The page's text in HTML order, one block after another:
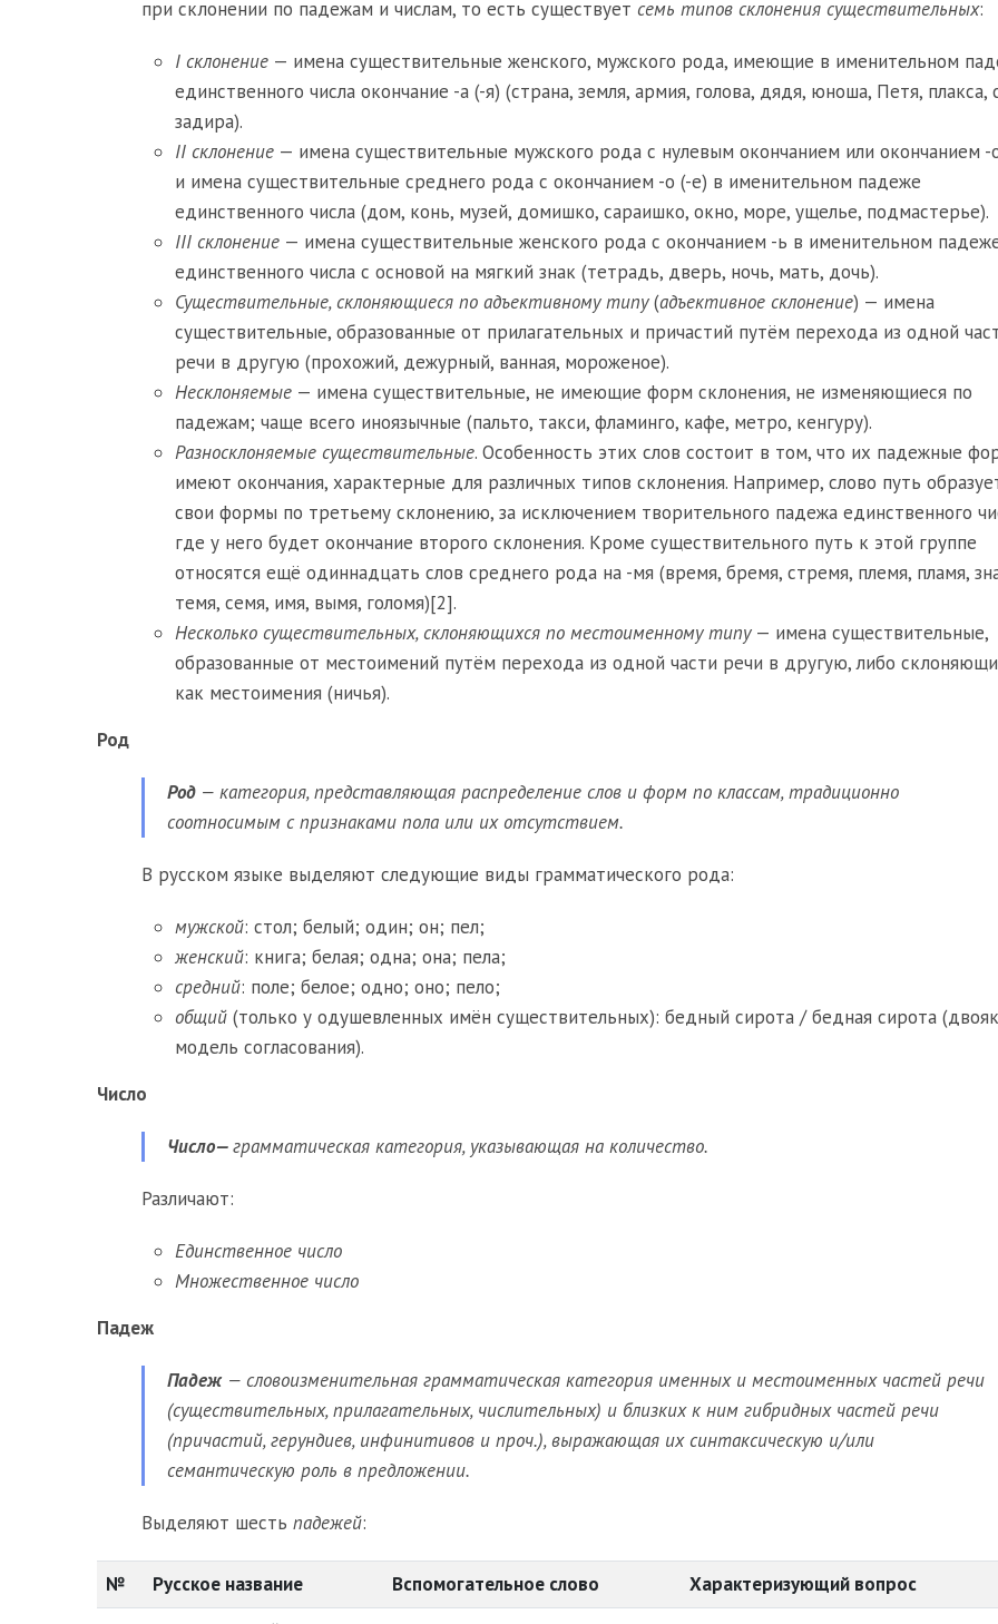
при склонении по падежам и числам, то есть существует семь типов склонения существительных:
I склонение — имена существительные женского, мужского рода, имеющие в именительном
единственного числа окончание -а (-я) (страна, земля, армия, голова, дядя, юноша, Петя, плакса,
задира).
II склонение — имена существительные мужского рода с нулевым окончанием или окончанием -
и имена существительные среднего рода с окончанием -о (-е) в именительном падеже
единственного числа (дом, конь, музей, домишко, сараишко, окно, море, ущелье, подмастерье).
III склонение — имена существительные женского рода с окончанием -ь в именительном
единственного числа с основой на мягкий знак (тетрадь, дверь, ночь, мать, дочь).
Существительные, склоняющиеся по адъективному типу(адъективное склонение) — имена
существительные, образованные от прилагательных и причастий путём перехода из одной
речи в другую (прохожий, дежурный, ванная, мороженое).
Несклоняемые — имена существительные, не имеющие форм склонения, не изменяющиеся по
падежам; чаще всего иноязычные (пальто, такси, фламинго, кафе, метро, кенгуру).
Разносклоняемые существительные. Особенность этих слов состоит в том, что их падежные
имеют окончания, характерные для различных типов склонения. Например, слово путь
свои формы по третьему склонению, за исключением творительного падежа единственного
где у него будет окончание второго склонения. Кроме существительного путь к этой группе
относятся ещё одиннадцать слов среднего рода на -мя (время, бремя, стремя, племя, пламя,
темя, семя, имя, вымя, голомя)[2].
Несколько существительных, склоняющихся по местоименному типу— имена существительные,
образованные от местоимений путём перехода из одной части речи в другую, либо
как местоимения (ничья).
Род
Род — категория, представляющая распределение слов и форм по классам, традиционно
соотносимым с признаками пола или их отсутствием.
В русском языке выделяют следующие виды грамматического рода:
мужской: стол; белый; один; он; пел;
женский: книга; белая; одна; она; пела;
средний: поле; белое; одно; оно; пело;
общий (только у одушевленных имён существительных): бедный сирота / бедная сирота
модель согласования).
Число
Число—грамматическая категория, указывающая на количество.
Различают:
Единственное число
Множественное число
Падеж
Падеж— словоизменительная грамматическая категория именных и местоименных частей речи
(существительных, прилагательных, числительных) и близких к ним гибридных частей речи
(причастий, герундиев, инфинитивов и проч.), выражающая их синтаксическую и/или
семантическую роль в предложении.
Выделяют шесть падежей:
№ Русское название Вспомогательное слово
Характеризующий вопрос